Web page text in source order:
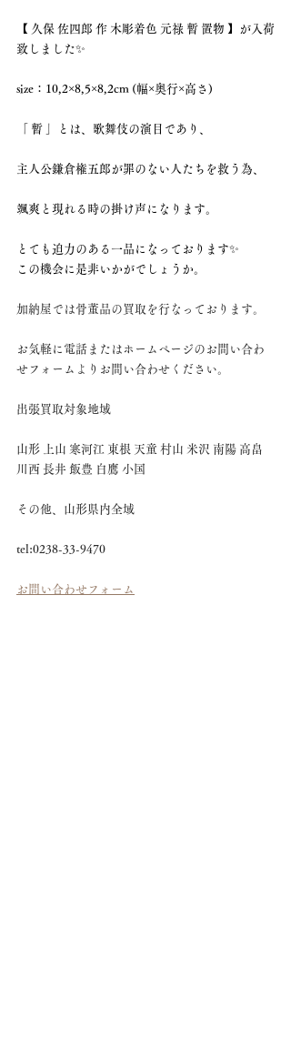
【 久保 佐四郎 作 木彫着色 元禄 暫 置物 】が入荷
致しました✨
size：10,2×8,5×8,2cm (幅×奥行×高さ)
「 暫 」とは、歌舞伎の演目であり、
主人公鎌倉権五郎が罪のない人たちを救う為、
颯爽と現れる時の掛け声になります。
とても迫力のある一品になっております✨
この機会に是非いかがでしょうか。
加納屋では骨董品の買取を行なっております。
お気軽に電話またはホームページのお問い合わ
せフォームよりお問い合わせください。
出張買取対象地域
山形 上山 寒河江 東根 天童 村山 米沢 南陽 高畠
川西 長井 飯豊 白鷹 小国
その他、山形県内全域
tel:0238-33-9470
お問い合わせフォーム